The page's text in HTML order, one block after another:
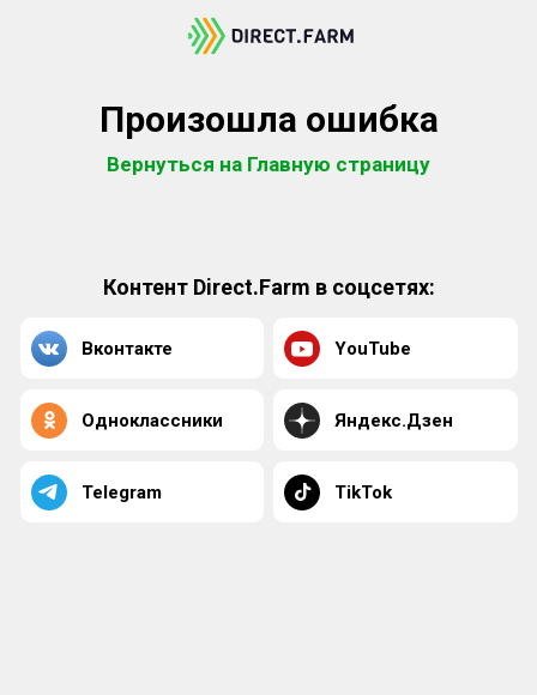
Произошла ошибка
Вернуться на Главную страницу
Контент Direct.Farm в соцсетях:
Вконтакте YouTube
Одноклассники Яндекс.Дзен
Telegram TikTok